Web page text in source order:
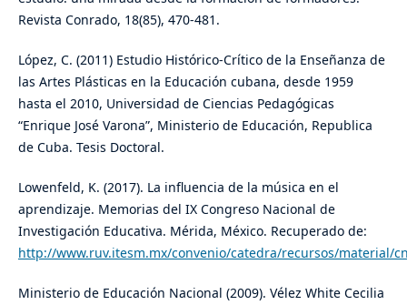
Revista Conrado, 18(85), 470-481.
López, C. (2011) Estudio Histórico-Crítico de la Enseñanza de
las Artes Plásticas en la Educación cubana, desde 1959
hasta el 2010, Universidad de Ciencias Pedagógicas
“Enrique José Varona”, Ministerio de Educación, Republica
de Cuba. Tesis Doctoral.
Lowenfeld, K. (2017). La influencia de la música en el
aprendizaje. Memorias del IX Congreso Nacional de
Investigación Educativa. Mérida, México. Recuperado de:
http://www.ruv.itesm.mx/convenio/catedra/recursos/material/
Ministerio de Educación Nacional (2009). Vélez White Cecilia